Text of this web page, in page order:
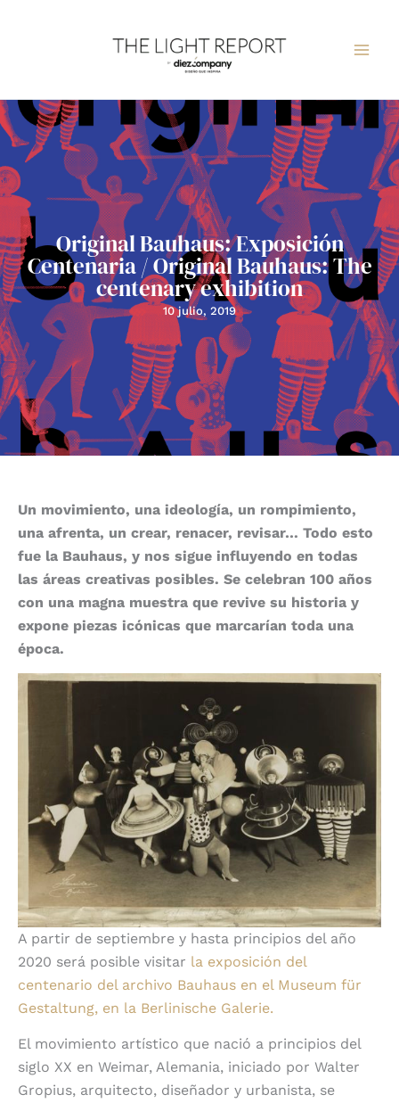
Original Bauhaus: Exposición
Centenaria / Original Bauhaus: The
centenary exhibition
10 julio, 2019
Un movimiento, una ideología, un rompimiento,
una afrenta, un crear, renacer, revisar… Todo esto
fue la Bauhaus, y nos sigue influyendo en todas
las áreas creativas posibles. Se celebran 100 años
con una magna muestra que revive su historia y
expone piezas icónicas que marcarían toda una
época.
A partir de septiembre y hasta principios del año
2020 será posible visitar la exposición del
centenario del archivo Bauhaus en el Museum für
Gestaltung, en la Berlinische Galerie.
El movimiento artístico que nació a principios del
siglo XX en Weimar, Alemania, iniciado por Walter
Gropius, arquitecto, diseñador y urbanista, se